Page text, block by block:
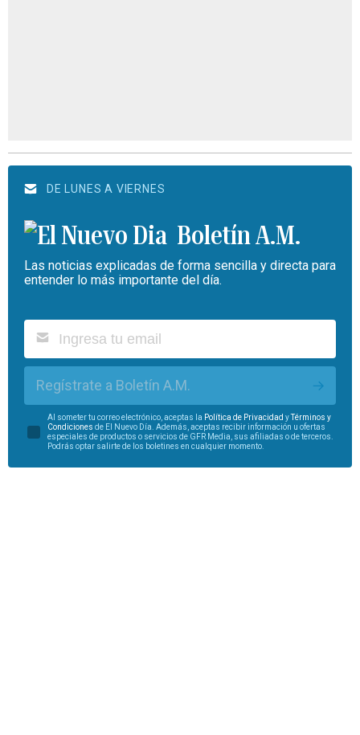
DE LUNES A VIERNES
Boletín A.M.
Las noticias explicadas de forma sencilla y directa para
entender lo más importante del día.
Regístrate a Boletín A.M.
Al someter tu correo electrónico, aceptas la Política de Privacidad yTérminos y
Condiciones de El Nuevo Día. Además, aceptas recibir información u ofertas
especiales de productos o servicios de GFR Media, sus afiliadas o de terceros.
Podrás optar salirte de los boletines en cualquier momento.